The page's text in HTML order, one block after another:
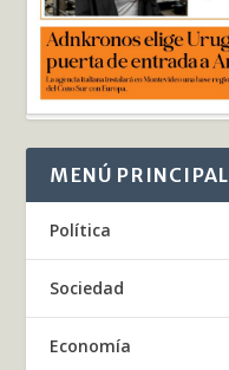
MENÚ PRINCIPAL
Política
Sociedad
Economía